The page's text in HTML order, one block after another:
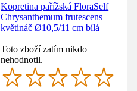
Kopretina pařížská FloraSelf
Chrysanthemum frutescens
květináč Ø10,5/11 cm bílá
Toto zboží zatím nikdo
nehodnotil.